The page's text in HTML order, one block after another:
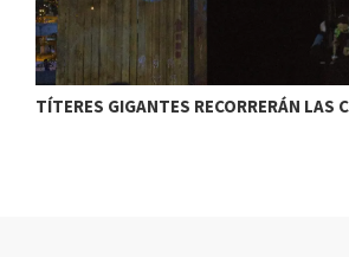
TÍTERES GIGANTES RECORRERÁN LAS